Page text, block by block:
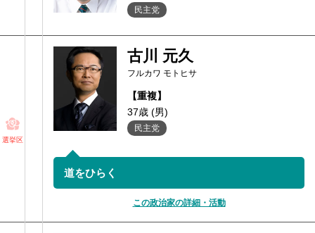
民主党
選挙区
古川 元久
フルカワ モトヒサ
【重複】
37歳 (男)
民主党
道をひらく
この政治家の詳細・活動